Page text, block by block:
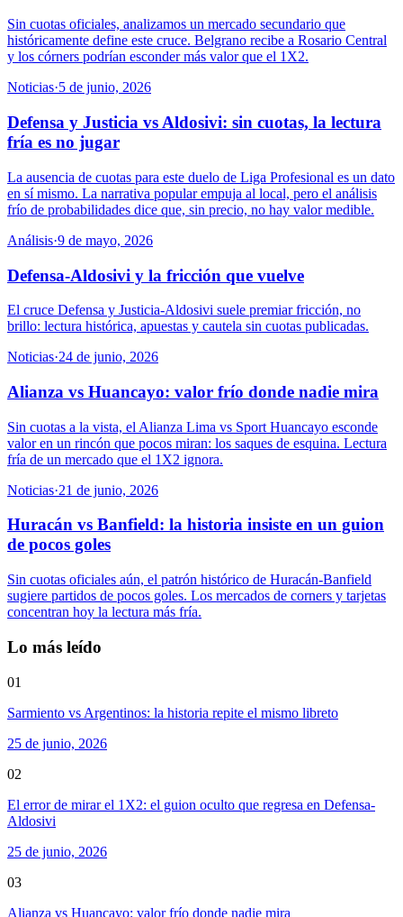
Sin cuotas oficiales, analizamos un mercado secundario que
históricamente define este cruce. Belgrano recibe a Rosario Central
y los córners podrían esconder más valor que el 1X2.
Noticias·5 de junio, 2026
Defensa y Justicia vs Aldosivi: sin cuotas, la lectura
fría es no jugar
La ausencia de cuotas para este duelo de Liga Profesional es un dato
en sí mismo. La narrativa popular empuja al local, pero el análisis
frío de probabilidades dice que, sin precio, no hay valor medible.
Análisis·9 de mayo, 2026
Defensa-Aldosivi y la fricción que vuelve
El cruce Defensa y Justicia-Aldosivi suele premiar fricción, no
brillo: lectura histórica, apuestas y cautela sin cuotas publicadas.
Noticias·24 de junio, 2026
Alianza vs Huancayo: valor frío donde nadie mira
Sin cuotas a la vista, el Alianza Lima vs Sport Huancayo esconde
valor en un rincón que pocos miran: los saques de esquina. Lectura
fría de un mercado que el 1X2 ignora.
Noticias·21 de junio, 2026
Huracán vs Banfield: la historia insiste en un guion
de pocos goles
Sin cuotas oficiales aún, el patrón histórico de Huracán-Banfield
sugiere partidos de pocos goles. Los mercados de corners y tarjetas
concentran hoy la lectura más fría.
Lo más leído
01
Sarmiento vs Argentinos: la historia repite el mismo libreto
25 de junio, 2026
02
El error de mirar el 1X2: el guion oculto que regresa en Defensa-
Aldosivi
25 de junio, 2026
03
Alianza vs Huancayo: valor frío donde nadie mira